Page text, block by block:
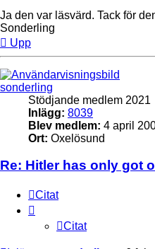
Ja den var läsvärd. Tack för
Sonderling
Upp
sonderling
Stödjande medlem 2021
Inlägg: 8039
Blev medlem: 4 april
Ort: Oxelösund
Re: Hitler has only got
Citat
Citat